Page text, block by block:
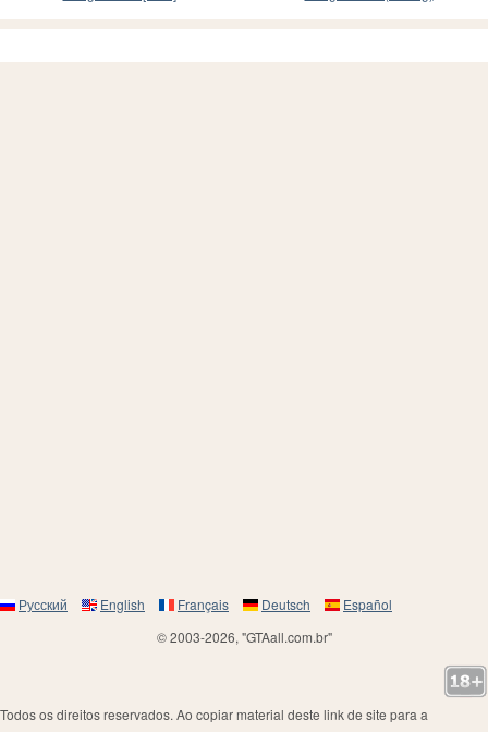
Русский English Français Deutsch
Español
© 2003-2026, "GTAall.com.br"
Todos os direitos reservados. Ao copiar material deste link de site para a